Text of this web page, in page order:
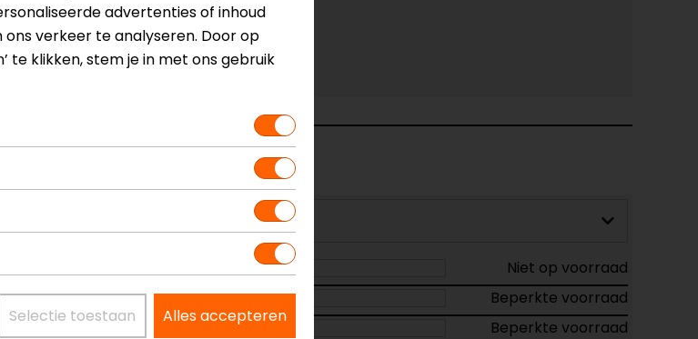
Niet op voorraad
Beperkte voorraad
Beperkte voorraad
advertenties of inhoud
verkeer te analyseren. Door op
te klikken, stem je in met ons gebruik
Selectie toestaan Alles accepteren